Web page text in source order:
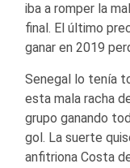
iba a romper la
final. El último
ganar en 2019
Senegal lo tenía
esta mala racha
grupo ganando
gol. La suerte
anfitriona Costa